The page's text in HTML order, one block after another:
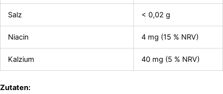
Salz < 0,02 g
Niacin 4 mg (15 % NRV)
Kalzium 40 mg (5 % NRV)
Zutaten: